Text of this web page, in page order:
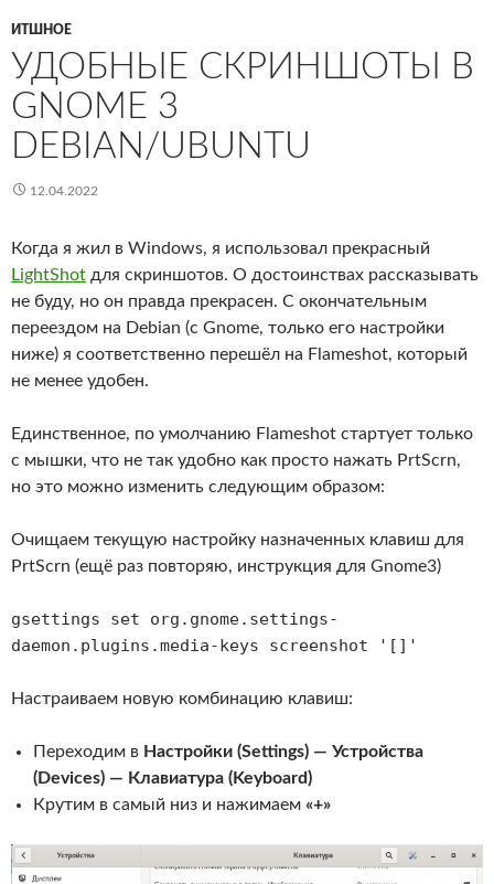
ИТШНОЕ
УДОБНЫЕ СКРИНШОТЫ В
GNOME 3
DEBIAN/UBUNTU
12.04.2022
Когда я жил в Windows, я использовал прекрасный
LightShot для скриншотов. О достоинствах рассказывать
не буду, но он правда прекрасен. С окончательным
переездом на Debian (с Gnome, только его настройки
ниже) я соответственно перешёл на Flameshot, который
не менее удобен.
Единственное, по умолчанию Flameshot стартует только
с мышки, что не так удобно как просто нажать PrtScrn,
но это можно изменить следующим образом:
Очищаем текущую настройку назначенных клавиш для
PrtScrn (ещё раз повторяю, инструкция для Gnome3)
gsettings set org.gnome.settings-
daemon.plugins.media-keys screenshot '[]'
Настраиваем новую комбинацию клавиш:
Переходим в Настройки (Settings) — Устройства
(Devices) — Клавиатура (Keyboard)
Крутим в самый низ и нажимаем «+»